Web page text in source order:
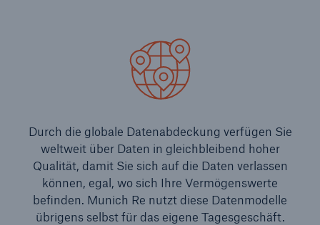
Durch die globale Datenabdeckung verfügen Sie
weltweit über Daten in gleichbleibend hoher
Qualität, damit Sie sich auf die Daten verlassen
können, egal, wo sich Ihre Vermögenswerte
befinden. Munich Re nutzt diese Datenmodelle
übrigens selbst für das eigene Tagesgeschäft.